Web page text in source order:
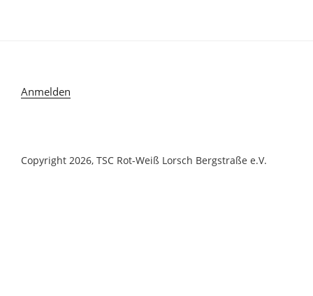
Anmelden
Copyright 2026, TSC Rot-Weiß Lorsch Bergstraße e.V.